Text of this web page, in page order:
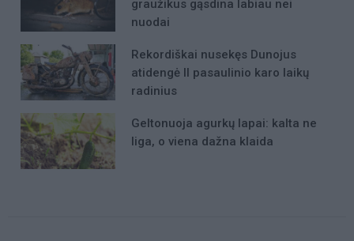
graužikus gąsdina labiau nei
nuodai
Rekordiškai nusekęs Dunojus
atidengė II pasaulinio karo laikų
radinius
Geltonuoja agurkų lapai: kalta ne
liga, o viena dažna klaida